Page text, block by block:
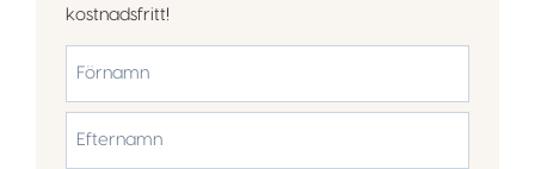
kostnadsfritt!